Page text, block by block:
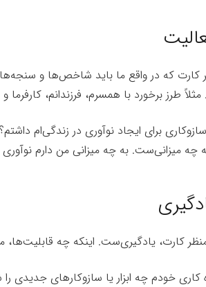
کارت که در واقع ما باید شاخص‌ها و
طرز برخورد با همسرم، فرزندانم،
برای ایجاد نوآوری در زندگی‌ام
چه میزانی‌ست. به چه میزانی من دارم نوآوری
کارت، یادگیری‌ست. اینکه چه
کاری خودم چه ابزار یا سازوکارهای جدیدی را